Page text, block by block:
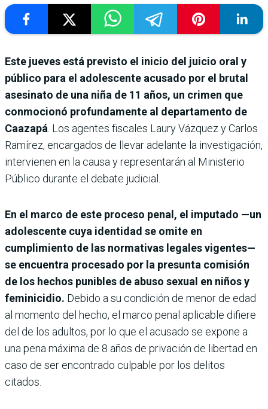
Este jueves está previsto el inicio del juicio oral y
público para el adolescente acusado por el brutal
asesinato de una niña de 11 años, un crimen que
conmocionó profundamente al departamento de
Caazapá . Los agentes fiscales Laury Vázquez y Carlos
Ramírez, encargados de llevar adelante la investigación,
intervienen en la causa y representarán al Ministerio
Público durante el debate judicial.
En el marco de este proceso penal, el imputado —un
adolescente cuya identidad se omite en
cumplimiento de las normativas legales vigentes—
se encuentra procesado por la presunta comisión
de los hechos punibles de abuso sexual en niños y
feminicidio. Debido a su condición de menor de edad
al momento del hecho, el marco penal aplicable difiere
del de los adultos, por lo que el acusado se expone a
una pena máxima de 8 años de privación de libertad en
caso de ser encontrado culpable por los delitos
citados.